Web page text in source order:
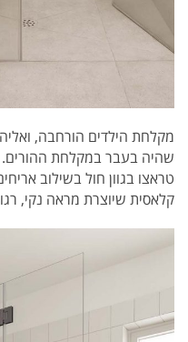
מקלחת הילדים הורחבה,
שהיה בעבר במקלחת ההורים.
טראצו בגוון חול בשילוב
קלאסית שיוצרת מראה נקי,